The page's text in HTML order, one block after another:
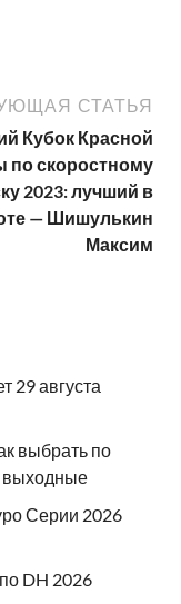
СТАТЬЯ
Кубок Красной
по скоростному
2023: лучший в
— Шишулькин
Максим
29 августа
выбрать по
выходные
Серии 2026
DH 2026